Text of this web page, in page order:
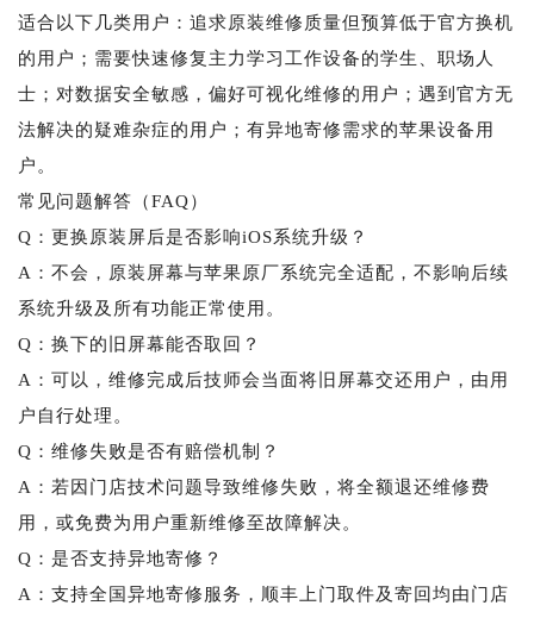
适合以下几类用户：追求原装维修质量但预算低于官方换机
的用户；需要快速修复主力学习工作设备的学生、职场人
士；对数据安全敏感，偏好可视化维修的用户；遇到官方无
法解决的疑难杂症的用户；有异地寄修需求的苹果设备用
户。
常见问题解答（FAQ）
Q：更换原装屏后是否影响iOS系统升级？
A：不会，原装屏幕与苹果原厂系统完全适配，不影响后续
系统升级及所有功能正常使用。
Q：换下的旧屏幕能否取回？
A：可以，维修完成后技师会当面将旧屏幕交还用户，由用
户自行处理。
Q：维修失败是否有赔偿机制？
A：若因门店技术问题导致维修失败，将全额退还维修费
用，或免费为用户重新维修至故障解决。
Q：是否支持异地寄修？
A：支持全国异地寄修服务，顺丰上门取件及寄回均由门店